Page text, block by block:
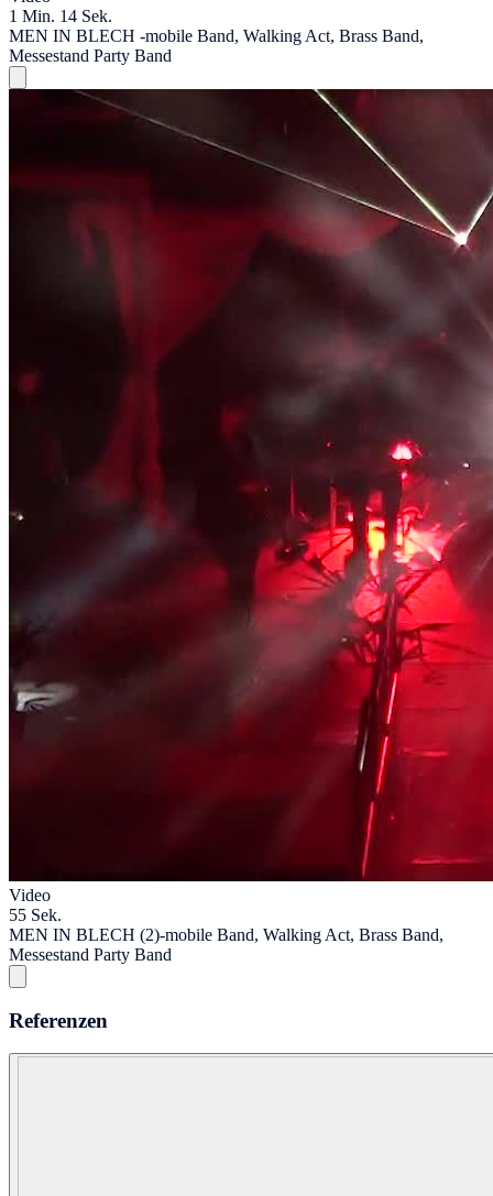
1 Min. 14 Sek.
MEN IN BLECH -mobile Band, Walking Act, Brass Band,
Messestand Party Band
Video
55 Sek.
MEN IN BLECH (2)-mobile Band, Walking Act, Brass Band,
Messestand Party Band
Referenzen